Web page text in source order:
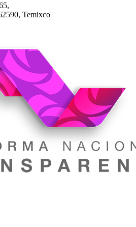
Temixco